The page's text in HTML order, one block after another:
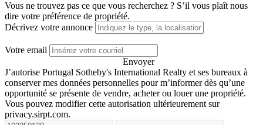
Vous ne trouvez pas ce que vous recherchez ? S’il vous plaît nous
dire votre préférence de propriété.
Décrivez votre annonce
Votre email
Envoyer
J’autorise Portugal Sotheby's International Realty et ses bureaux à
conserver mes données personnelles pour m’informer dès qu’une
opportunité se présente de vendre, acheter ou louer une propriété.
Vous pouvez modifier cette autorisation ultérieurement sur
privacy.sirpt.com.